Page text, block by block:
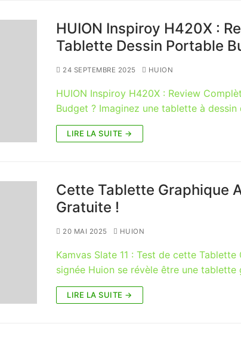
HUION Inspiroy H420X :
Tablette Dessin Portable
24 SEPTEMBRE 2025 HUION
HUION Inspiroy H420X : Review
Budget ? Imaginez une tablette à
LIRE LA SUITE →
Cette Tablette Graphique
Gratuite !
20 MAI 2025 HUION
Kamvas Slate 11 : Test de cette
signée Huion se révèle être une
LIRE LA SUITE →